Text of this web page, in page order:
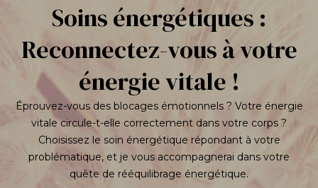
Soins énergétiques :
Reconnectez-vous à votre
énergie vitale !
Éprouvez-vous des blocages émotionnels ? Votre énergie
vitale circule-t-elle correctement dans votre corps ?
Choisissez le soin énergétique répondant à votre
problématique, et je vous accompagnerai dans votre
quête de rééquilibrage énergétique.